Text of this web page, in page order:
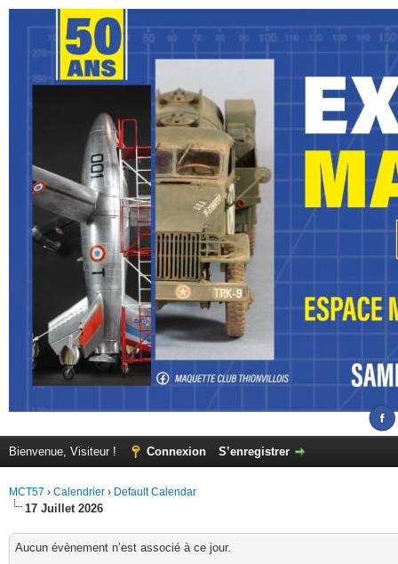
Bienvenue, Visiteur ! Connexion S’enregistrer
MCT57 › Calendrier › Default Calendar
17 Juillet 2026
Aucun évènement n’est associé à ce jour.